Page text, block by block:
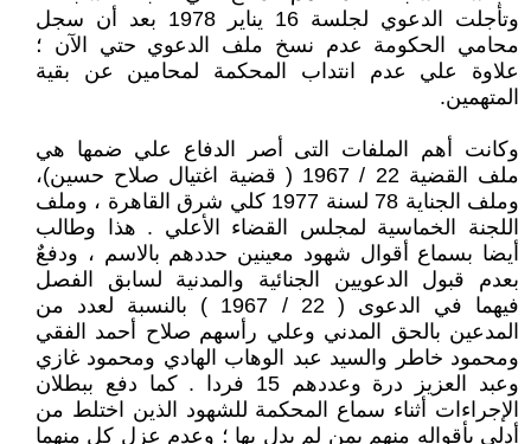
وتأجلت الدعوي لجلسة 16 يناير 1978 بعد أن سجل
محامي الحكومة عدم نسخ ملف الدعوي حتي الآن ؛
علاوة علي عدم انتداب المحكمة لمحامين عن بقية
المتهمين.
وكانت أهم الملفات التى أصر الدفاع علي ضمها هي
ملف القضية 22 / 1967 ( قضية اغتيال صلاح حسين)،
وملف الجناية 78 لسنة 1977 كلي شرق القاهرة ، وملف
اللجنة الخماسية لمجلس القضاء الأعلي . هذا وطالب
أيضا بسماع أقوال شهود معينين حددهم بالاسم ، ودفعٌ
بعدم قبول الدعويين الجنائية والمدنية لسابق الفصل
فيهما في الدعوى ( 22 / 1967 ) بالنسبة لعدد من
المدعين بالحق المدني وعلي رأسهم صلاح أحمد الفقي
ومحمود خاطر والسيد عبد الوهاب الهادي ومحمود غازي
وعبد العزيز درة وعددهم 15 فردا . كما دفع ببطلان
الإجراءات أثناء سماع المحكمة للشهود الذين اختلط من
أدلي بأقواله منهم بمن لم يدل بها ؛ وعدم عزل كل منهما